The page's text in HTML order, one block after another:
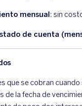
mensual: sin
de cuenta
que se cobran cuando
de la fecha de